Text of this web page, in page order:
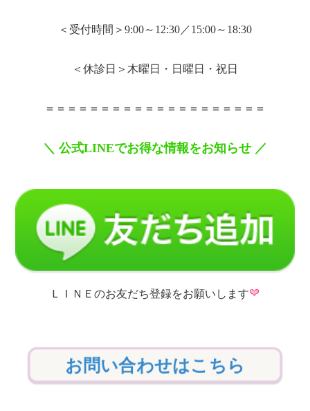
＜受付時間＞ 9:00～ 12:30／15:00～ 18:30
＜休診日＞木曜日・日曜日・祝日
＝＝＝＝＝＝＝＝＝＝＝＝＝＝＝＝＝＝＝＝
＼ 公式LINEでお得な情報をお知らせ ／
ＬＩＮＥのお友だち登録をお願いします
お問い合わせはこちら